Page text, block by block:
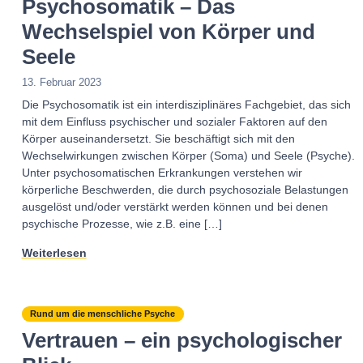
Psychosomatik – Das
Wechselspiel von Körper und
Seele
13. Februar 2023
Die Psychosomatik ist ein interdisziplinäres Fachgebiet, das sich
mit dem Einfluss psychischer und sozialer Faktoren auf den
Körper auseinandersetzt. Sie beschäftigt sich mit den
Wechselwirkungen zwischen Körper (Soma) und Seele (Psyche).
Unter psychosomatischen Erkrankungen verstehen wir
körperliche Beschwerden, die durch psychosoziale Belastungen
ausgelöst und/oder verstärkt werden können und bei denen
psychische Prozesse, wie z.B. eine […]
Weiterlesen
Rund um die menschliche Psyche
Vertrauen – ein psychologischer